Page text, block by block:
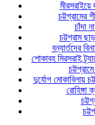
মীরসরাইয়ে
চট্টগ্রামের
চাঁদা
চট্টগ্রাম
বন্যার্তদের
শোকাবহ মিরসরাই
দুর্যোগ মোকাবিলায়
রোহিঙ্গা